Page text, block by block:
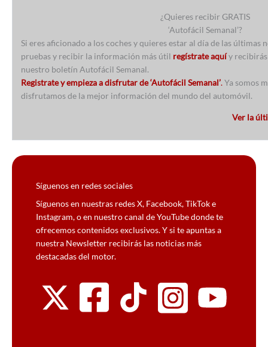
¿Quieres recibir GRATIS
‘Autofácil Semanal’?
Si eres aficionado a los coches y quieres estar al día de las últimas
pruebas y recibir la información más útil regístrate aquíy recibirás
nuestro boletín Autofácil Semanal.
Registrate y empieza a disfrutar de ‘Autofácil Semanal’.Ya somos
disfrutamos de la mejor información del mundo del automóvil.
Ver la
Síguenos en redes sociales
Síguenos en nuestras redes X, Facebook, TikTok e
Instagram, o en nuestro canal de YouTube donde te
ofrecemos contenidos exclusivos. Y si te apuntas a
nuestra Newsletter recibirás las noticias más
destacadas del motor.